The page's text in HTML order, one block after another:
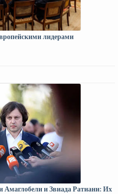
лидерами
Амаглобели и Звиада Ратиани: Их